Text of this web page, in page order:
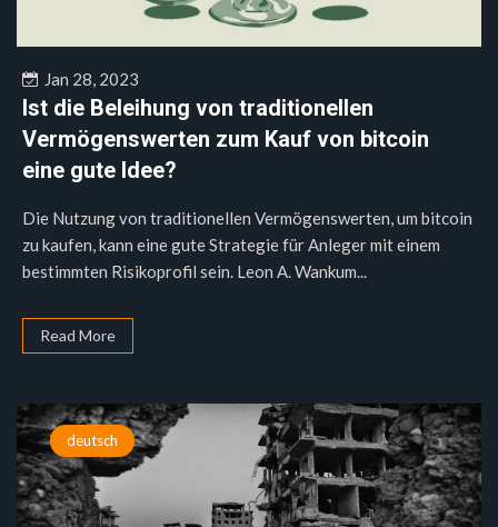
Jan 28, 2023
Ist die Beleihung von traditionellen
Vermögenswerten zum Kauf von bitcoin
eine gute Idee?
Die Nutzung von traditionellen Vermögenswerten, um bitcoin
zu kaufen, kann eine gute Strategie für Anleger mit einem
bestimmten Risikoprofil sein. Leon A. Wankum...
Read More
deutsch